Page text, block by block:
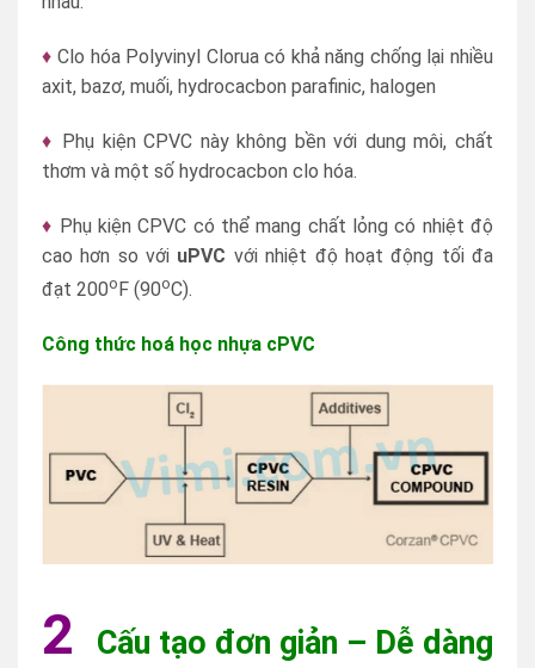
♦ Clo hóa Polyvinyl Clorua có khả năng chống lại nhiều
axit, bazơ, muối, hydrocacbon parafinic, halogen
♦ Phụ kiện CPVC này không bền với dung môi, chất
thơm và một số hydrocacbon clo hóa.
♦ Phụ kiện CPVC có thể mang chất lỏng có nhiệt độ
cao hơn so với uPVC với nhiệt độ hoạt động tối đa
đạt 200oF (90oC).
Công thức hoá học nhựa cPVC
2
Cấu tạo đơn giản – Dễ dàng